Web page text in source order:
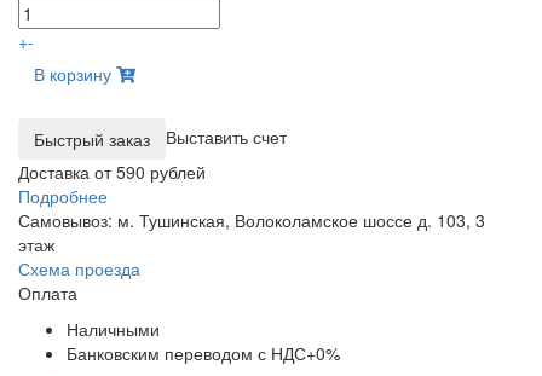
+-
В корзину
Выставить счет
Доставка от 590 рублей
Подробнее
Самовывоз: м. Тушинская, Волоколамское шоссе д. 103, 3
этаж
Схема проезда
Оплата
Наличными
Банковским переводом с НДС+0%